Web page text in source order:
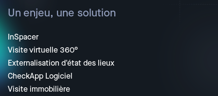
Un enjeu, une solution
InSpacer
Visite virtuelle 360°
Externalisation d'état des lieux
CheckApp Logiciel
Visite immobilière